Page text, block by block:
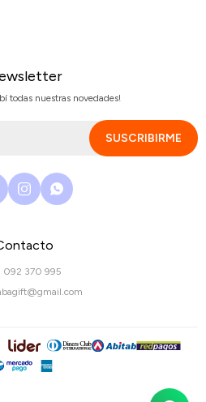
092 370 995
todas nuestras novedades!
SUSCRIBIRME
 